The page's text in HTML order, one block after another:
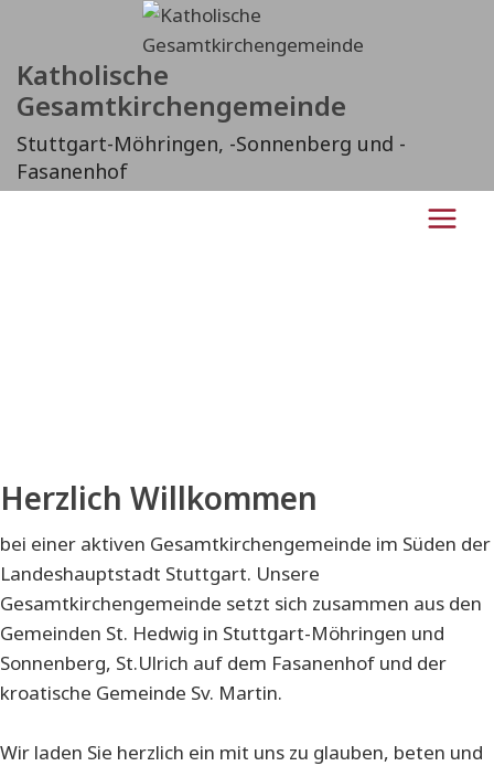
Katholische
Gesamtkirchengemeinde
Stuttgart-Möhringen, -Sonnenberg und -
Fasanenhof
Herzlich Willkommen
bei einer aktiven Gesamtkirchengemeinde im Süden der
Landeshauptstadt Stuttgart. Unsere
Gesamtkirchengemeinde setzt sich zusammen aus den
Gemeinden St. Hedwig in Stuttgart-Möhringen und
Sonnenberg, St.Ulrich auf dem Fasanenhof und der
kroatische Gemeinde Sv. Martin.
Wir laden Sie herzlich ein mit uns zu glauben, beten und